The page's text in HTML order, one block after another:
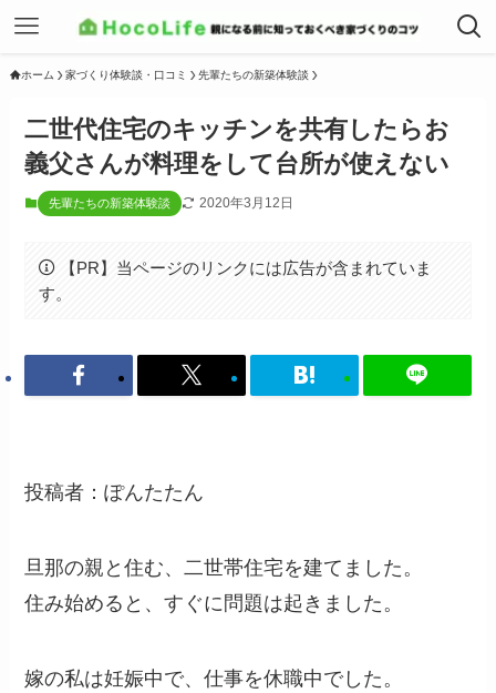
ホーム 家づくり体験談・口コミ 先輩たちの新築体験談
二世代住宅のキッチンを共有したらお
義父さんが料理をして台所が使えない
先輩たちの新築体験談 2020年3月12日
【PR】当ページのリンクには広告が含まれていま
す。
投稿者：ぽんたたん
旦那の親と住む、二世帯住宅を建てました。
住み始めると、すぐに問題は起きました。
嫁の私は妊娠中で、仕事を休職中でした。